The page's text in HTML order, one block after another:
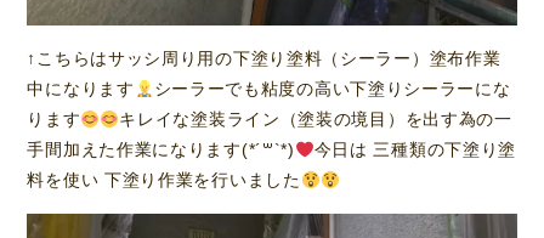
↑こちらはサッシ周り用の下塗り塗料（シーラー）塗布作業
中になります
シーラーでも粘度の高い下塗りシーラーにな
ります
キレイな塗装ライン（塗装の境目）を出す為の一
手間加えた作業になります(*´꒳`*)
今日は 三種類の下塗り塗
料を使い 下塗り作業を行いました